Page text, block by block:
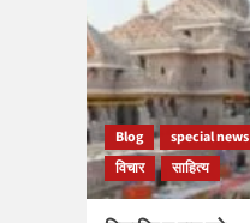
Blog special news
विचार
साहित्य